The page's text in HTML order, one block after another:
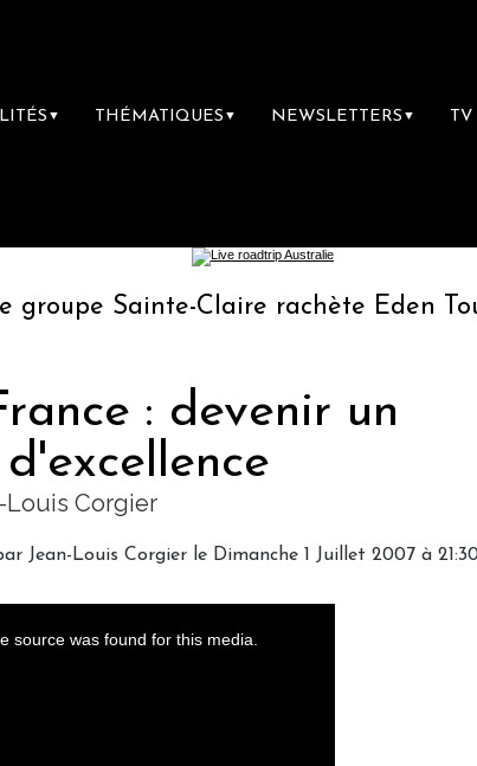
▼ THÉMATIQUES ▼ NEWSLETTERS ▼ TV
Claire rachète Eden Tour
: devenir un
Corgier
Jean-Louis Corgier le Dimanche 1 Juillet 2007 à